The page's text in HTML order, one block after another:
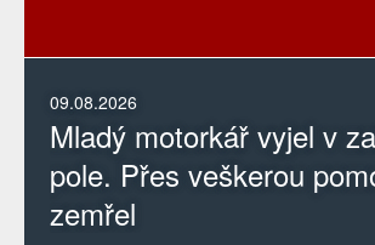
09.08.2026
Mladý motorkář vyjel v
pole. Přes veškerou
zemřel